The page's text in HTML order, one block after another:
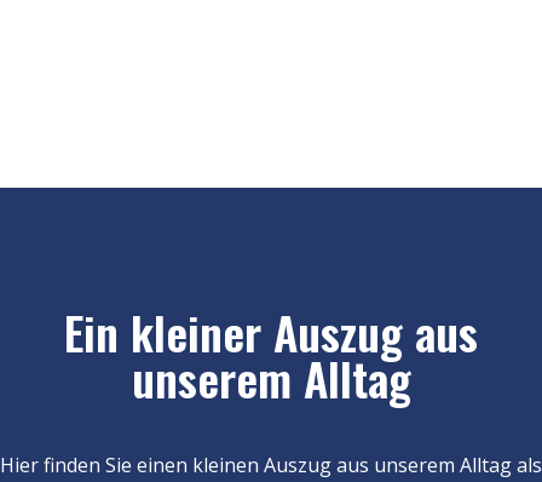
Ein kleiner Auszug aus
unserem Alltag
Hier finden Sie einen kleinen Auszug aus unserem Alltag als